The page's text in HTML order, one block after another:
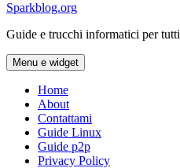
Sparkblog.org
Guide e trucchi informatici per tutti
Menu e widget
Home
About
Contattami
Guide Linux
Guide p2p
Privacy Policy